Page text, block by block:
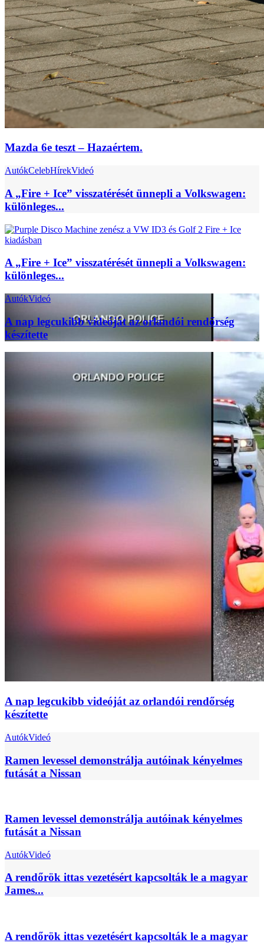
Mazda 6e teszt – Hazaértem.
AutókCelebHírekVideó
A „Fire + Ice” visszatérését ünnepli a Volkswagen:
különleges...
A „Fire + Ice” visszatérését ünnepli a Volkswagen:
különleges...
AutókVideó
A nap legcukibb videóját az orlandói rendőrség
készítette
A nap legcukibb videóját az orlandói rendőrség
készítette
AutókVideó
Ramen levessel demonstrálja autóinak kényelmes
futását a Nissan
Ramen levessel demonstrálja autóinak kényelmes
futását a Nissan
AutókVideó
A rendőrök ittas vezetésért kapcsolták le a magyar
James...
A rendőrök ittas vezetésért kapcsolták le a magyar